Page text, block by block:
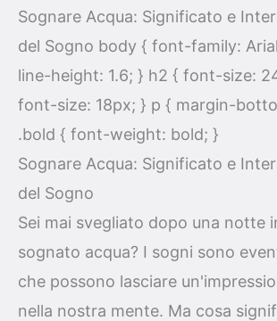
Sognare Acqua: Significato e
del Sogno body { font-family:
line-height: 1.6; } h2 { font-size:
font-size: 18px; } p { margin-
.bold { font-weight: bold; }
Sognare Acqua: Significato e
del Sogno
Sei mai svegliato dopo una notte
sognato acqua? I sogni sono
che possono lasciare
nella nostra mente. Ma cosa